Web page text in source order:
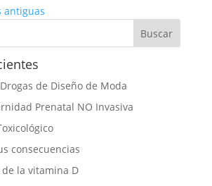
antiguas
de Diseño de Moda
Prenatal NO Invasiva
consecuencias
la vitamina D